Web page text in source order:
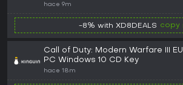
hace 9m
-8% with XD8DEALS copy
Call of Duty: Modern Warfare III EU
PC Windows 10 CD Key
hace 18m